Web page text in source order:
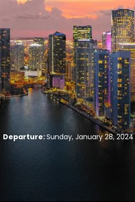
Departure:Sunday, January 28, 2024